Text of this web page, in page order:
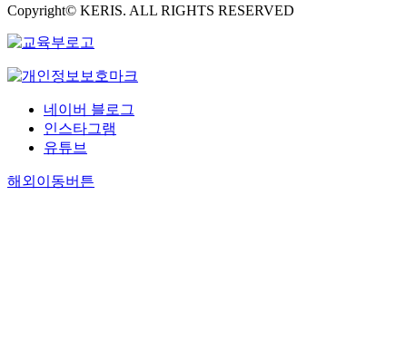
Copyright© KERIS. ALL RIGHTS RESERVED
네이버 블로그
인스타그램
유튜브
해외이동버튼